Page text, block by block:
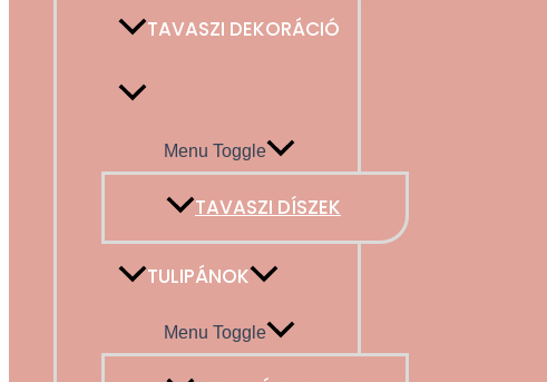
TAVASZI DEKORÁCIÓ
Menu Toggle
TAVASZI DÍSZEK
TULIPÁNOK
Menu Toggle